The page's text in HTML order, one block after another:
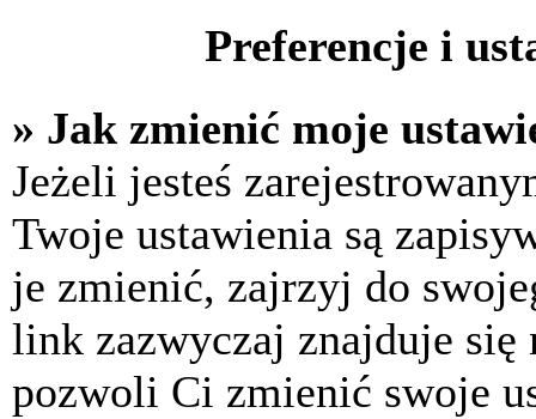
Preferencje i
» Jak zmienić moje
Jeżeli jesteś
Twoje ustawienia są
je zmienić, zajrzyj do
link zazwyczaj znajduje się
pozwoli Ci zmienić swoje